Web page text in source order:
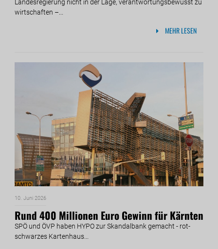
Landesregierung nicht in der Lage, verantwortungsbewusst zu
wirtschaften –...
MEHR LESEN
10. Juni 2026
Rund 400 Millionen Euro Gewinn für Kärnten
SPÖ und ÖVP haben HYPO zur Skandalbank gemacht - rot-
schwarzes Kartenhaus...